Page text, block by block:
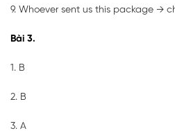
9. Whoever sent us this package →
Bài 3.
1. B
2. B
3. A